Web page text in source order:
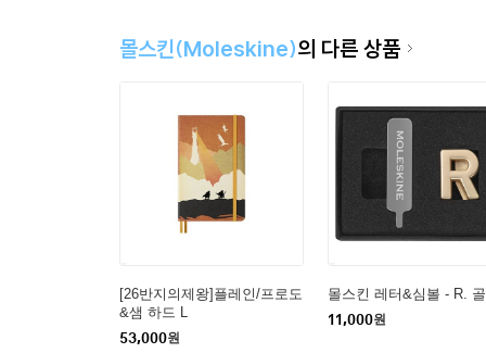
몰스킨(Moleskine)의 다른 상품
[26반지의제왕]플레인/프로도
&샘 하드 L
53,000원
몰스킨 레터&심볼 - R.
11,000원